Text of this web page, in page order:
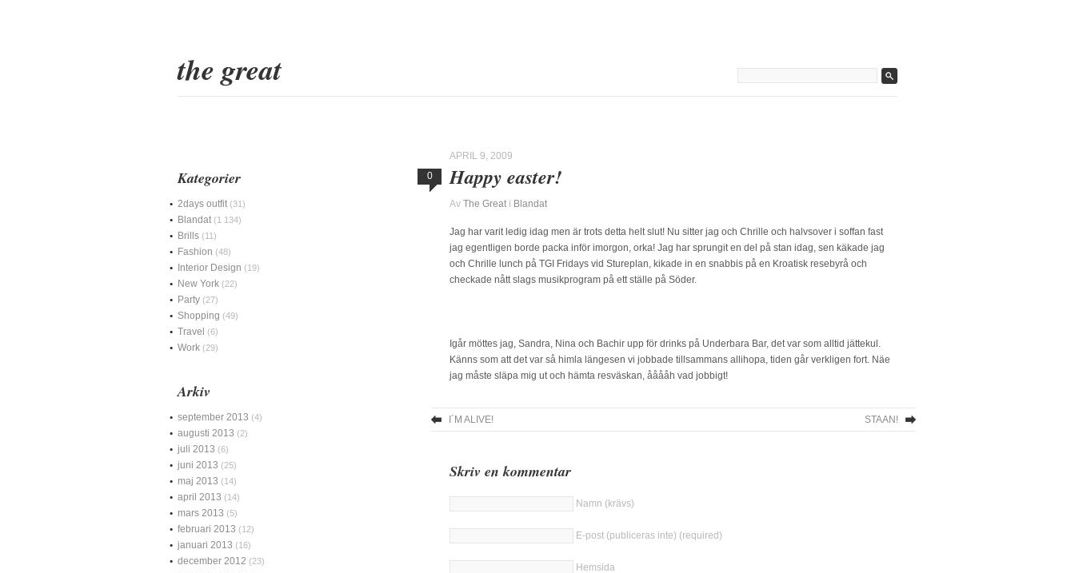
the great
APRIL 9, 2009
0
Happy easter!
Av The Great i Blandat
Jag har varit ledig idag men är trots detta helt slut! Nu sitter jag och Chrille och halvsover i soffan fast
jag egentligen borde packa inför imorgon, orka! Jag har sprungit en del på stan idag, sen käkade jag
och Chrille lunch på TGI Fridays vid Stureplan, kikade in en snabbis på en Kroatisk resebyrå och
checkade nått slags musikprogram på ett ställe på Söder.
Igår möttes jag, Sandra, Nina och Bachir upp för drinks på Underbara Bar, det var som alltid jättekul.
Känns som att det var så himla längesen vi jobbade tillsammans allihopa, tiden går verkligen fort. Näe
jag måste släpa mig ut och hämta resväskan, ååååh vad jobbigt!
I´M ALIVE! STAAN!
Skriv en kommentar
Namn (krävs)
E-post (publiceras inte) (required)
Hemsida
Kategorier
2days outfit (31)
Blandat (1 134)
Brills (11)
Fashion (48)
Interior Design (19)
New York (22)
Party (27)
Shopping (49)
Travel (6)
Work (29)
Arkiv
september 2013 (4)
augusti 2013 (2)
juli 2013 (6)
juni 2013 (25)
maj 2013 (14)
april 2013 (14)
mars 2013 (5)
februari 2013 (12)
januari 2013 (16)
december 2012 (23)